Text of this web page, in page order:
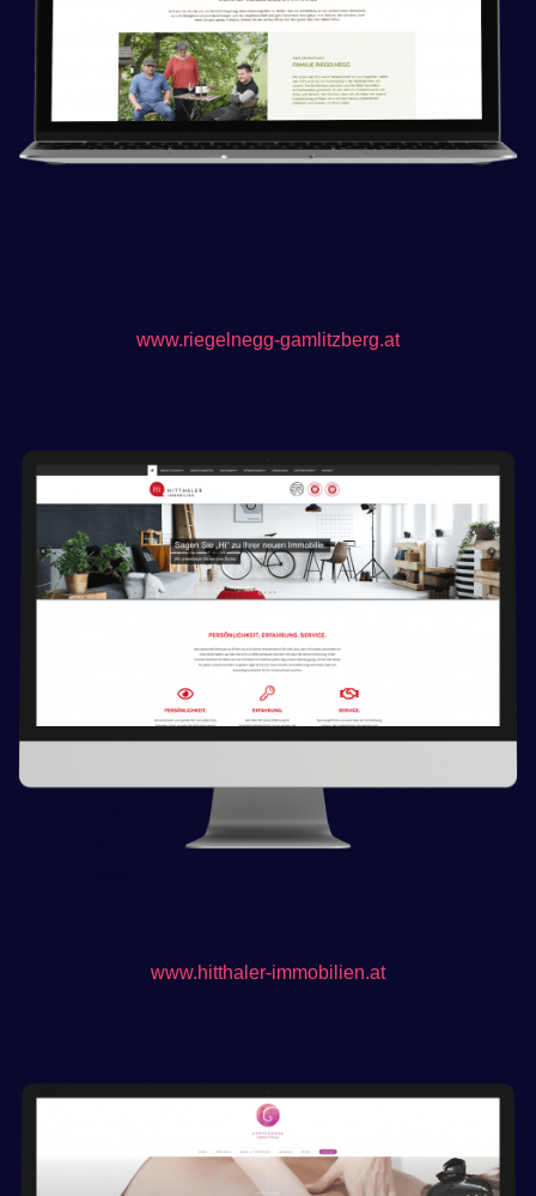
www.riegelnegg-gamlitzberg.at
www.hitthaler-immobilien.at